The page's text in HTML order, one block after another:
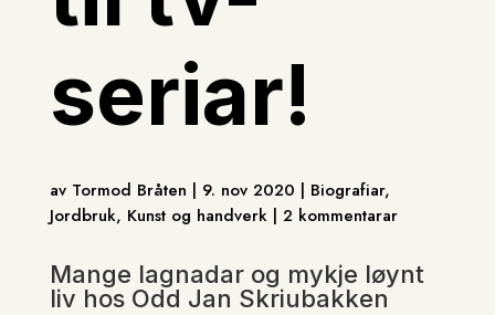
seriar!
av Tormod Bråten | 9. nov 2020 | Biografiar,
Jordbruk, Kunst og handverk | 2 kommentarar
Mange lagnadar og mykje løynt
liv hos Odd Jan Skriubakken